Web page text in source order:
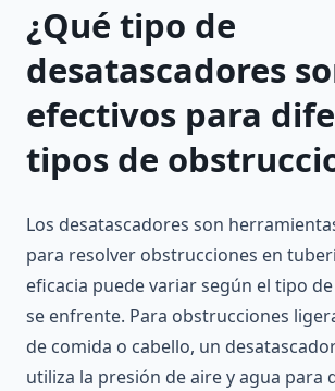
¿Qué tipo de
desatascadores
efectivos para
tipos de
Los desatascadores son
para resolver obstrucciones en
eficacia puede variar según el tipo
se enfrente. Para obstrucciones
de comida o cabello, un
utiliza la presión de aire y agua para